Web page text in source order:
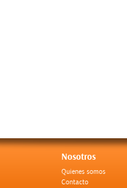
Nosotros
Quienes somos
Contacto